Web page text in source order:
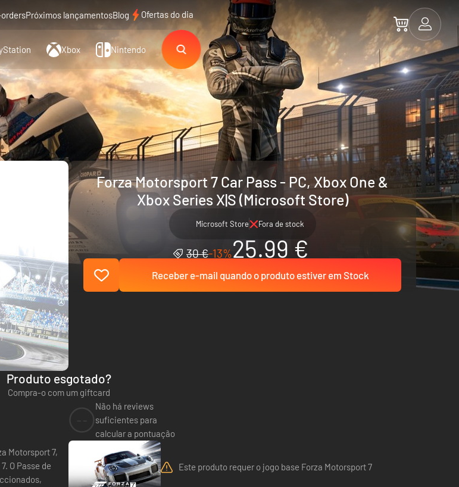
Próximos lançamentosBlog Ofertas do dia
Xbox Nintendo
Forza Motorsport 7 Car Pass - PC, Xbox One &
Xbox Series X|S (Microsoft Store)
Microsoft Store Fora de stock
30 €-13%25.99 €
Receber e-mail quando o produto estiver em Stock
Produto esgotado?
Compra-o com um giftcard
O Passe de
Não há reviews
suficientes para
calcular a pontuação
Este produto requer o jogo base Forza Motorsport 7